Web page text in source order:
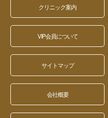
クリニック案内
VIP会員について
サイトマップ
会社概要